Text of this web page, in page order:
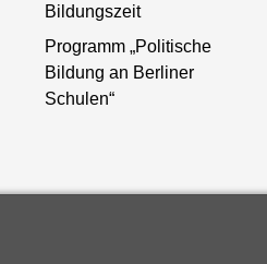
Bildungszeit
Programm „Politische
Bildung an Berliner
Schulen“